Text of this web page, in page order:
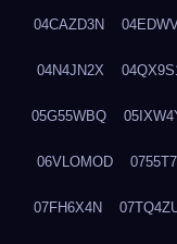
04CAZD3N
04N4JN2X
05G55WBQ
06VLOMOD
07FH6X4N